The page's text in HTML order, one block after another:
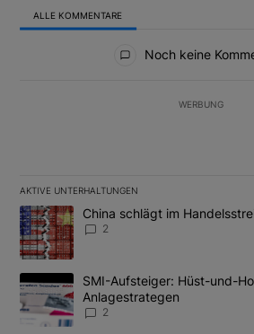
ALLE KOMMENTARE
Noch keine
WERBUNG
AKTIVE UNTERHALTUNGEN
Das Folgende ist eine Liste der am
Ein Trendartikel mit dem Titel "China
China schlägt im
2
Ein Trendartikel mit dem Titel "SMI-
SMI-Aufsteiger: Hüst-und-
Anlagestrategen
2